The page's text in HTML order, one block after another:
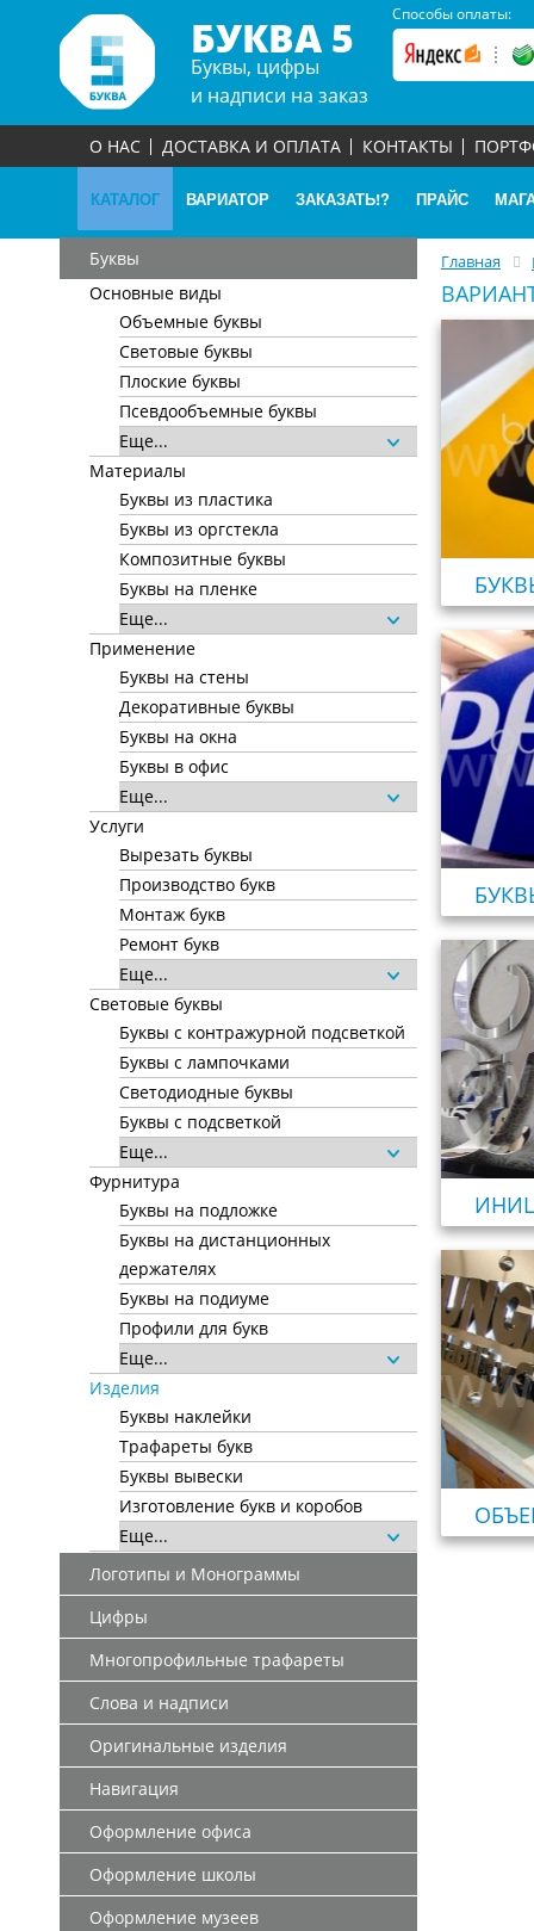
БУКВА 5
Буквы, цифры
и надписи на заказ
Способы оплаты:
О НАС ДОСТАВКА И ОПЛАТА КОНТАКТЫ
КАТАЛОГ ВАРИАТОР ЗАКАЗАТЬ!? ПРАЙС
Главная
Буквы
Основные виды
Объемные буквы
Световые буквы
Плоские буквы
Псевдообъемные буквы
Еще...
Материалы
Буквы из пластика
Буквы из оргстекла
Композитные буквы
Буквы на пленке
Еще...
Применение
Буквы на стены
Декоративные буквы
Буквы на окна
Буквы в офис
Еще...
Услуги
Вырезать буквы
Производство букв
Монтаж букв
Ремонт букв
Еще...
Световые буквы
Буквы с контражурной подсветкой
Буквы с лампочками
Светодиодные буквы
Буквы с подсветкой
Еще...
Фурнитура
Буквы на подложке
Буквы на дистанционных
держателях
Буквы на подиуме
Профили для букв
Еще...
Изделия
Буквы наклейки
Трафареты букв
Буквы вывески
Изготовление букв и коробов
Еще...
Логотипы и Монограммы
Цифры
Многопрофильные трафареты
Слова и надписи
Оригинальные изделия
Навигация
Оформление офиса
Оформление школы
Оформление музеев